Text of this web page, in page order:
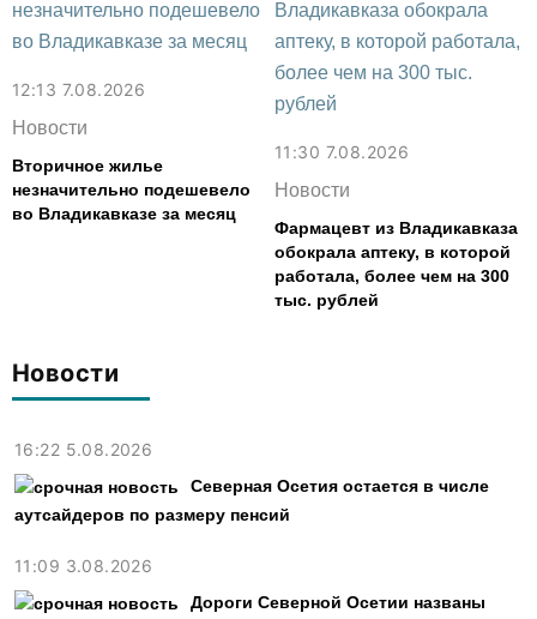
Новости
16:22 5.08.2026
Северная Осетия остается в числе
аутсайдеров по размеру пенсий
11:09 3.08.2026
Дороги Северной Осетии названы
12:13 7.08.2026
Новости
Вторичное жилье
незначительно подешевело
во Владикавказе за месяц
11:30 7.08.2026
Новости
Фармацевт из Владикавказа
обокрала аптеку, в которой
работала, более чем на 300
тыс. рублей